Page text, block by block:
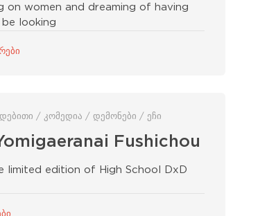
on women and dreaming of having
be looking
/ კომედია / დემონები / ეჩი
Fushichou
limited edition of High School DxD